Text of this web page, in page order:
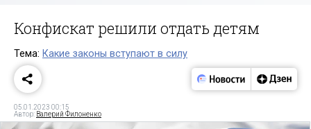
Конфискат решили отдать детям
Тема: Какие законы вступают в силу
05.01.2023 00:15
Автор: Валерий Филоненко